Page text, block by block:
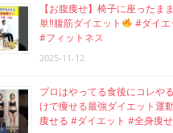
【お腹痩せ】椅子に座ったま
単‼︎腹筋ダイエット
#ダイエ
#フィットネス
2025-11-12
プロはやってる食後にコレや
けで痩せる最強ダイエット運
痩せる #ダイエット #全身痩せ